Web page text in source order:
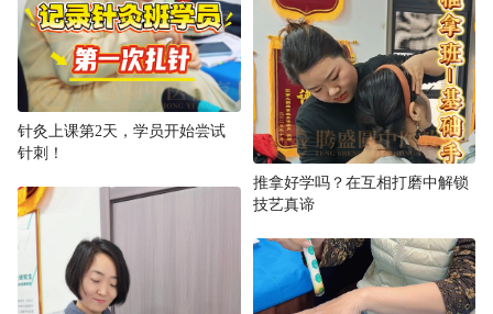
针灸上课第2天，学员开始尝试
针刺！
推拿好学吗？在互相打磨中解锁
技艺真谛